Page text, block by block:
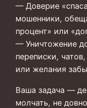
— Доверие
мошенники,
процент» или
— Уничтожение
переписки,
или желания
Ваша задача —
молчать, не